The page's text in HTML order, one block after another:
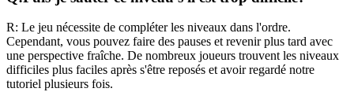
R: Le jeu nécessite de compléter les niveaux dans l'ordre.
Cependant, vous pouvez faire des pauses et revenir plus tard avec
une perspective fraîche. De nombreux joueurs trouvent les niveaux
difficiles plus faciles après s'être reposés et avoir regardé notre
tutoriel plusieurs fois.